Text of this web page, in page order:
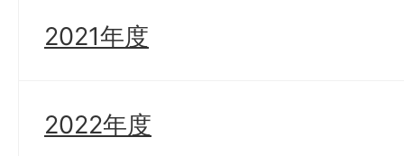
2021年度
2022年度